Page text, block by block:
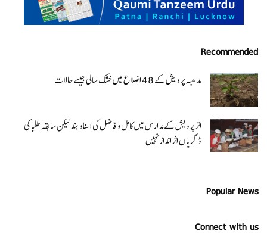
Recommended
مدھیہ پردیش کے 48 اضلاع میں خشک سالی جیسے حالات
اتر پردیش کےمدارس میں کامل و فاضل کی اسناد بند لیکن سابقہ طلبا کی
ڈگریا ں اثرانداز نہیں
Popular News
Connect with us